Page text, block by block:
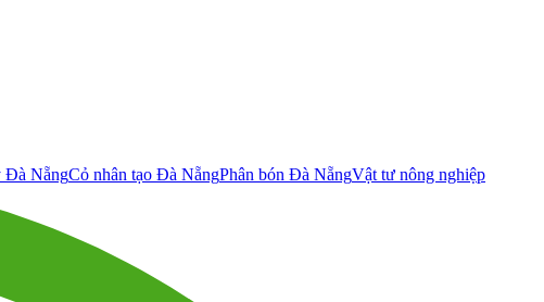
Đà NẵngCỏ nhân tạo Đà NẵngPhân bón Đà NẵngVật tư nông nghiệp